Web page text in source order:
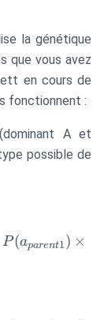
la génétique
que vous avez
en cours de
fonctionnent :
A et
possible de
P(aparent1) ×